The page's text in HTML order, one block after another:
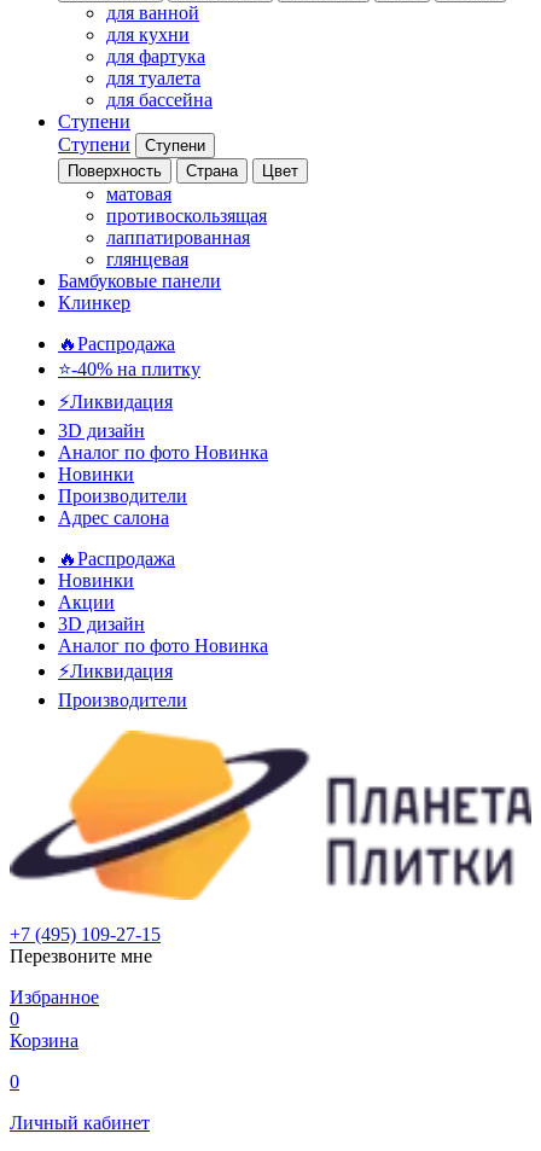
для ванной
для кухни
для фартука
для туалета
для бассейна
Ступени
Ступени
Ступени
Поверхность
Страна Цвет
матовая
противоскользящая
лаппатированная
глянцевая
Бамбуковые панели
Клинкер
🔥Распродажа
⭐-40% на плитку
⚡️Ликвидация
3D дизайн
Аналог по фото Новинка
Новинки
Производители
Адрес салона
🔥Распродажа
Новинки
Акции
3D дизайн
Аналог по фото Новинка
⚡Ликвидация
Производители
+7 (495) 109-27-15
Перезвоните мне
Избранное
0
Корзина
0
Личный кабинет